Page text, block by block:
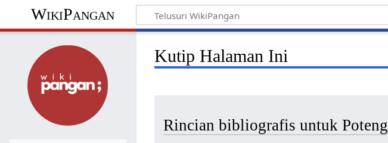
WikiPangan
Kutip Halaman Ini
Rincian bibliografis untuk Poteng